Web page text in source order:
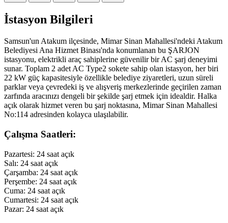
İstasyon Bilgileri
Samsun'un Atakum ilçesinde, Mimar Sinan Mahallesi'ndeki Atakum
Belediyesi Ana Hizmet Binası'nda konumlanan bu ŞARJON
istasyonu, elektrikli araç sahiplerine güvenilir bir AC şarj deneyimi
sunar. Toplam 2 adet AC Type2 sokete sahip olan istasyon, her biri
22 kW güç kapasitesiyle özellikle belediye ziyaretleri, uzun süreli
parklar veya çevredeki iş ve alışveriş merkezlerinde geçirilen zaman
zarfında aracınızı dengeli bir şekilde şarj etmek için idealdir. Halka
açık olarak hizmet veren bu şarj noktasına, Mimar Sinan Mahallesi
No:114 adresinden kolayca ulaşılabilir.
Çalışma Saatleri:
Pazartesi: 24 saat açık
Salı: 24 saat açık
Çarşamba: 24 saat açık
Perşembe: 24 saat açık
Cuma: 24 saat açık
Cumartesi: 24 saat açık
Pazar: 24 saat açık